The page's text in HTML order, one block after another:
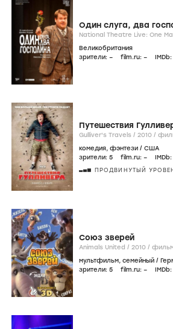
Один слуга, два
Великобритания
зрители: – film.ru: – IMDb:
Путешествия
Gulliver's Travels / 2010 /
комедия, фэнтези / США
зрители: 5 film.ru: – IMDb:
ПРОДВИНУТЫЙ
Союз зверей
Animals United / 2010 /
мультфильм, семейный /
зрители: 5 film.ru: – IMDb: